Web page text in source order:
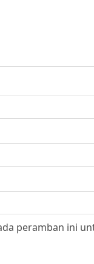
peramban ini